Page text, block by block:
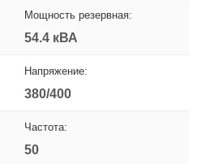
Мощность резервная:
54.4 кВА
Напряжение:
380/400
Частота:
50